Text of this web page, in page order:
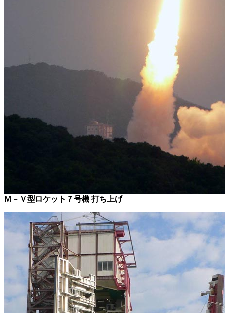
Ｍ－Ｖ型ロケット７号機 打ち上げ